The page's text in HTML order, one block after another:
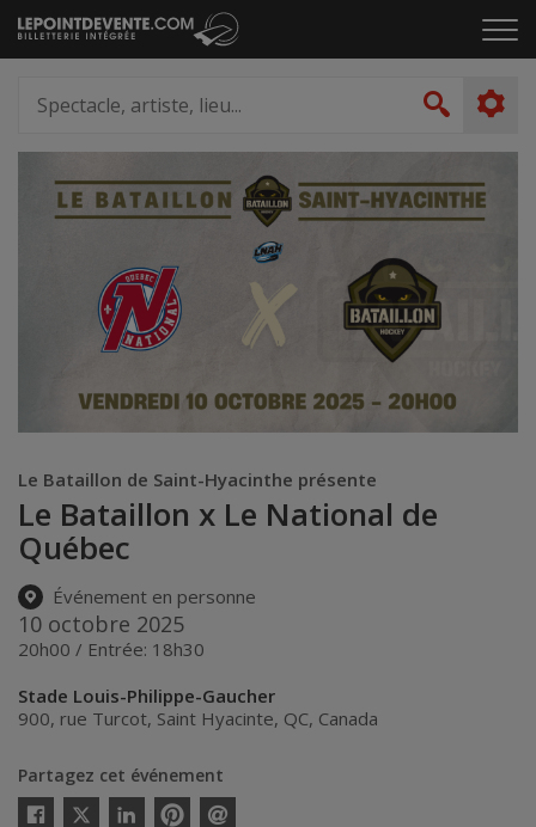
Passer
au
le
artiste,
lieu...
Le Bataillon de Saint-Hyacinthe présente
Le Bataillon x Le National de
Québec
Événement en personne
10 octobre 2025
20h00 / Entrée: 18h30
Stade Louis-Philippe-Gaucher
900, rue Turcot, Saint Hyacinte, QC, Canada
Partagez cet événement
Twitter